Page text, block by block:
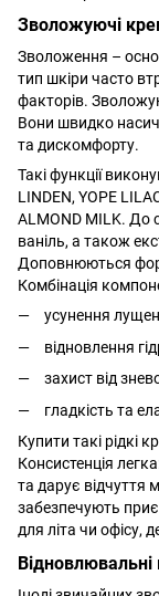
Зволожуючі
Зволоження –
тип шкіри часто
факторів.
Вони швидко
та дискомфорту.
Такі функції
LINDEN, YOPE
ALMOND MILK. До
ваніль, а також
Доповнюються
Комбінація
усунення
відновлення
захист від
гладкість та
Купити такі рідкі
Консистенція
та дарує відчуття
забезпечують
для літа чи офісу,